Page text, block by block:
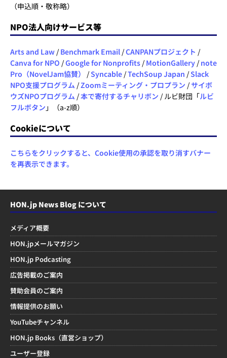
（申込順・敬称略）
NPO法人向けサービス等
Arts and Law / Benchmark Email /CANPANプロジェクト /
Canva for NPO /Google for Nonprofits / MotionGallery / note
Pro（NovelJam協賛）
/Syncable /TechSoup Japan /Slack
NPO支援プログラム /Zoomミーティング・プロプラン /サイボ
ウズNPOプログラム /本で寄付するチャリボン / ルビ財団「ルビ
フルボタン 」（a-z順）
Cookieについて
こちらをクリックすると、Cookie使用の承認を取り消すバナー
を再表示できます。
HON.jp News Blog について
メディア概要
HON.jpメールマガジン
HON.jp Podcasting
広告掲載のご案内
賛助会員のご案内
情報提供のお願い
YouTubeチャンネル
HON.jp Books（直営ショップ）
ユーザー登録